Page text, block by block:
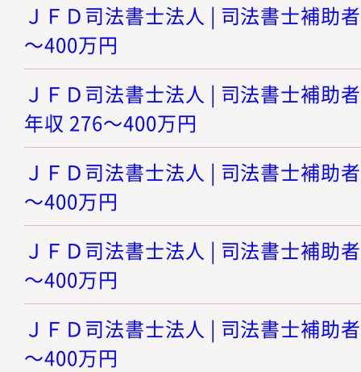
ＪＦＤ司法書士法人 | 司法書士補助
～400万円
ＪＦＤ司法書士法人 | 司法書士補助
年収 276～400万円
ＪＦＤ司法書士法人 | 司法書士補助
～400万円
ＪＦＤ司法書士法人 | 司法書士補助
～400万円
ＪＦＤ司法書士法人 | 司法書士補助
～400万円